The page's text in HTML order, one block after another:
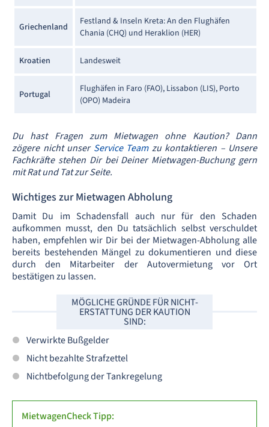
Griechenland
Festland & Inseln Kreta: An den Flughäfen
Chania (CHQ) und Heraklion (HER)
Kroatien Landesweit
Portugal
Flughäfen in Faro (FAO), Lissabon (LIS), Porto
(OPO) Madeira
Du hast Fragen zum Mietwagen ohne Kaution? Dann
zögere nicht unser Service Teamzu kontaktieren – Unsere
Fachkräfte stehen Dir bei Deiner Mietwagen-Buchung gern
mit Rat und Tat zur Seite.
Wichtiges zur Mietwagen Abholung
Damit Du im Schadensfall auch nur für den Schaden
aufkommen musst, den Du tatsächlich selbst verschuldet
haben, empfehlen wir Dir bei der Mietwagen-Abholung alle
bereits bestehenden Mängel zu dokumentieren und diese
durch den Mitarbeiter der Autovermietung vor Ort
bestätigen zu lassen.
MÖGLICHE GRÜNDE FÜR NICHT-
ERSTATTUNG DER KAUTION
SIND:
Verwirkte Bußgelder
Nicht bezahlte Strafzettel
Nichtbefolgung der Tankregelung
MietwagenCheck Tipp: